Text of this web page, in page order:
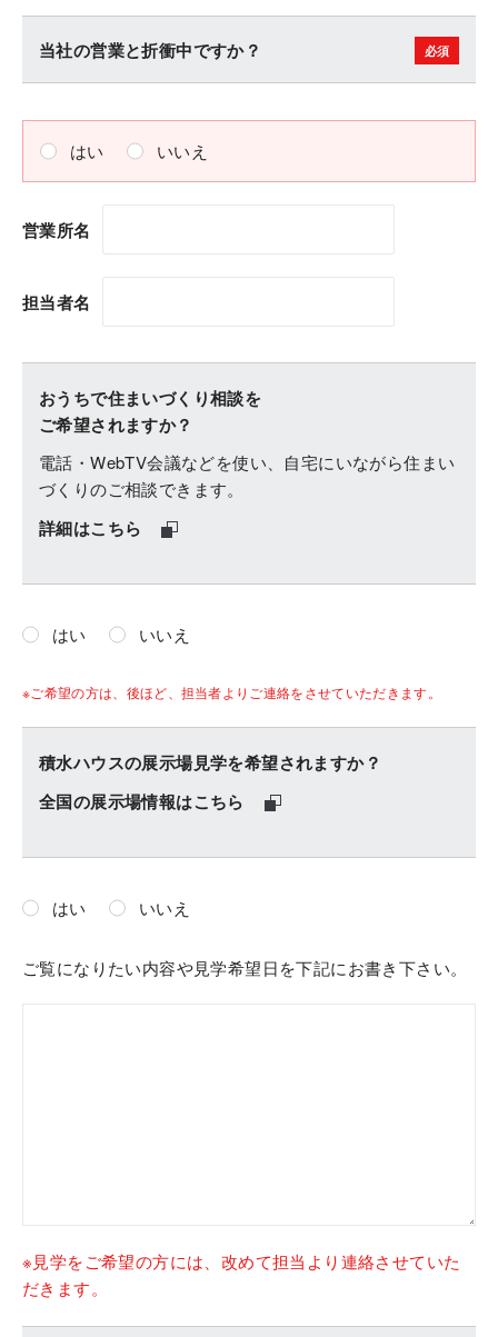
当社の営業と折衝中ですか？
はい いいえ
営業所名
担当者名
おうちで住まいづくり相談を
ご希望されますか？
電話・WebTV会議などを使い、自宅にいながら住まい
づくりのご相談できます。
詳細はこちら
はい いいえ
※ご希望の方は、後ほど、担当者よりご連絡をさせていただきます。
積水ハウスの展示場見学を希望されますか？
全国の展示場情報はこちら
はい いいえ
ご覧になりたい内容や見学希望日を下記にお書き下さい。
※見学をご希望の方には、改めて担当より連絡させていた
だきます。